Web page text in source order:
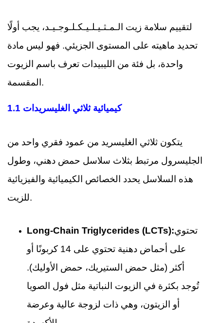
لتقييم سلامة زيت الـمـثـيـلـيـكـلـوجـيـد، يجب أولًا
تحديد ماهيته على المستوى الجزيئي. فهو ليس مادة
واحدة، بل فئة من الليبيدات تعرف باسم الزيوت
المقسمة.
1.1 كيميائية ثلاثي الغليسريدات
يتكون ثلاثي الغليسريد من عمود فقري واحد من
الجليسرول مرتبط بثلاث سلاسل حمض دهني، وطول
هذه السلاسل يحدد الخصائص الكيميائية والفيزيائية
للزيت.
Long-Chain Triglycerides (LCTs):تحتوي
على أحماض دهنية تحتوي على 14 كربونًا أو
أكثر (مثل حمض الستيريك، حمض الأوليك).
تُوجد بكثرة في الزيوت النباتية مثل فول الصويا
أو الزيتون، وهي ذات لزوجة عالية وعرضة